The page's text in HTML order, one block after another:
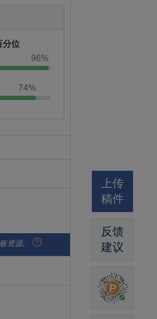
分位
96%
74%
资源。
上传
稿件
反馈
建议